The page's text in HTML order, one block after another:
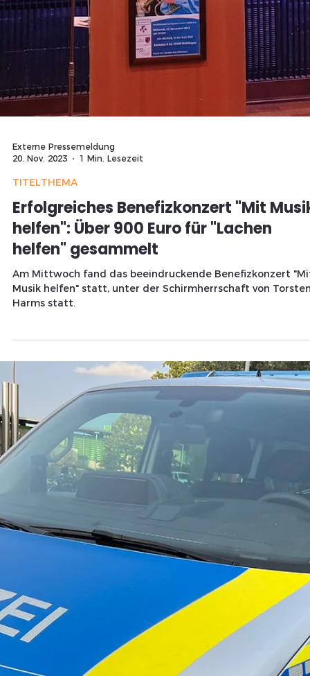
Externe Pressemeldung
8. Jan. 2024
1 Min. Lesezeit
TITELTHEMA
Friedvolle Proteste in Celle: 4200
4200 Traktoren in Lüneburg zeigen ruhige Solidarität;
Verkehr eingeschränkt, aber friedvolle Stimmung bei
Bauernprotesten.